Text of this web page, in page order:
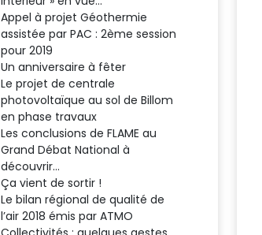
Appel à projet Géothermie
assistée par PAC : 2ème session
pour 2019
Un anniversaire à fêter
Le projet de centrale
photovoltaïque au sol de Billom
en phase travaux
Les conclusions de FLAME au
Grand Débat National à
découvrir…
Ça vient de sortir !
Le bilan régional de qualité de
l’air 2018 émis par ATMO